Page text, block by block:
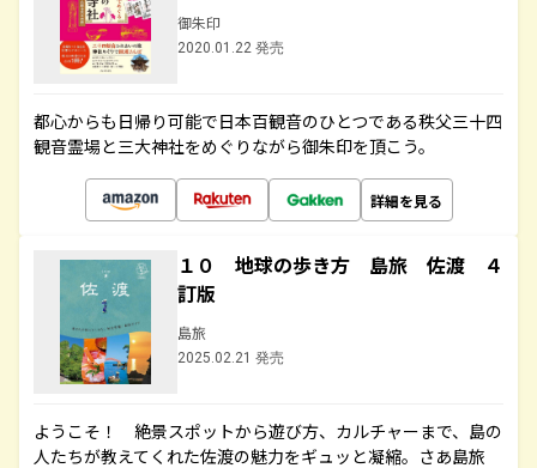
御朱印
2020.01.22 発売
都心からも日帰り可能で日本百観音のひとつである秩父三十四
観音霊場と三大神社をめぐりながら御朱印を頂こう。
詳細を見る
１０ 地球の歩き方 島旅 佐渡 ４
訂版
島旅
2025.02.21 発売
ようこそ！ 絶景スポットから遊び方、カルチャーまで、島の
人たちが教えてくれた佐渡の魅力をギュッと凝縮。さあ島旅